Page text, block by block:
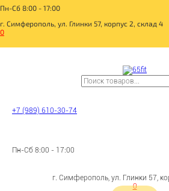
Пн-Сб 8:00 - 17:00
г. Симферополь, ул. Глинки 57, корпус 2, склад 4
0
+7 (989) 610-30-74
Пн-Сб 8:00 - 17:00
г. Симферополь, ул. Глинки 57,
0
Эко Крым, Детка!
Майонез соевый
Салатный